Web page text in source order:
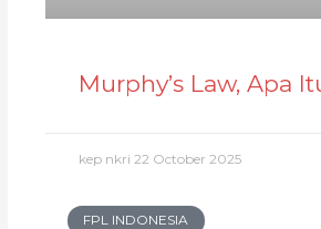
Murphy’s Law, Apa
kep nkri22 October 2025
FPL INDONESIA